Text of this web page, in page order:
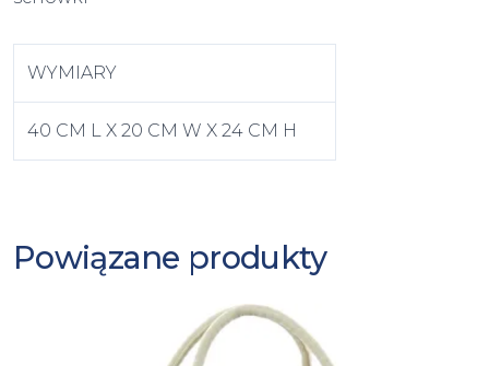
WYMIARY
40 CM L X 20 CM W X 24 CM H
Powiązane produkty